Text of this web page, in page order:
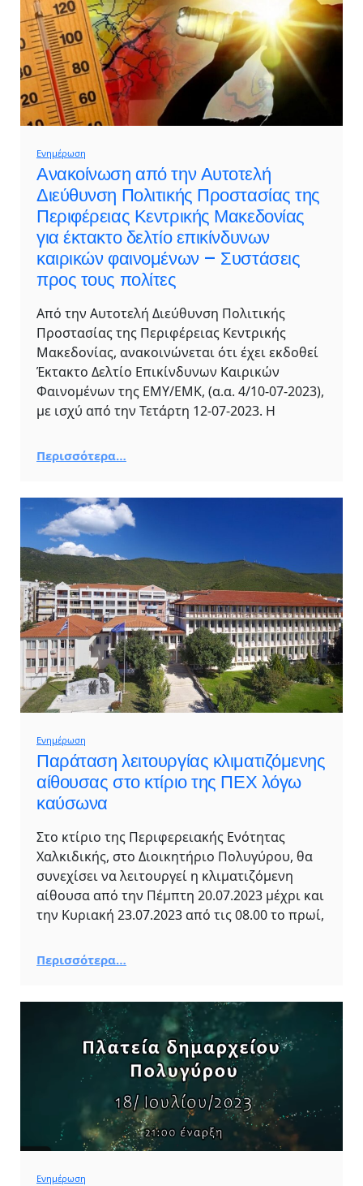
Ενημέρωση
Ανακοίνωση από την Αυτοτελή
Διεύθυνση Πολιτικής Προστασίας της
Περιφέρειας Κεντρικής Μακεδονίας
για έκτακτο δελτίο επικίνδυνων
καιρικών φαινομένων – Συστάσεις
προς τους πολίτες
Από την Αυτοτελή Διεύθυνση Πολιτικής
Προστασίας της Περιφέρειας Κεντρικής
Μακεδονίας, ανακοινώνεται ότι έχει εκδοθεί
Έκτακτο Δελτίο Επικίνδυνων Καιρικών
Φαινομένων της ΕΜΥ/ΕΜΚ, (α.α. 4/10-07-2023),
με ισχύ από την Τετάρτη 12-07-2023. Η
Περισσότερα…
Ενημέρωση
Παράταση λειτουργίας κλιματιζόμενης
αίθουσας στο κτίριο της ΠΕΧ λόγω
καύσωνα
Στο κτίριο της Περιφερειακής Ενότητας
Χαλκιδικής, στο Διοικητήριο Πολυγύρου, θα
συνεχίσει να λειτουργεί η κλιματιζόμενη
αίθουσα από την Πέμπτη 20.07.2023 μέχρι και
την Κυριακή 23.07.2023 από τις 08.00 το πρωί,
Περισσότερα…
Ενημέρωση